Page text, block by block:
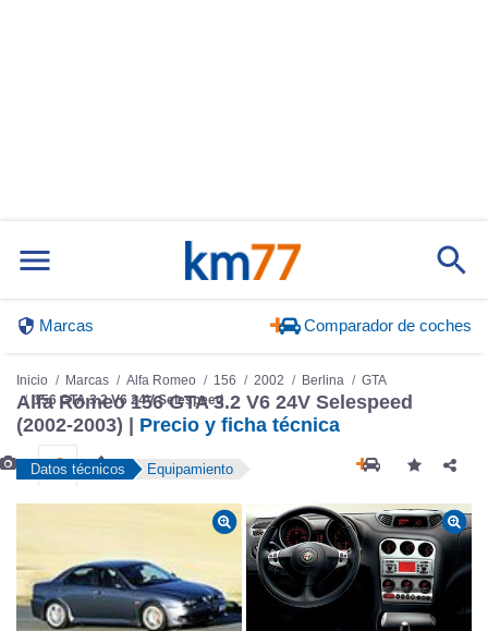
Marcas Comparador de coches
Inicio Marcas Alfa Romeo 156 2002 Berlina
GTA
156 GTA 3.2 V6 24V Selespeed
Alfa Romeo 156 GTA 3.2 V6 24V Selespeed
(2002-2003) | Precio y ficha técnica
Datos técnicos Equipamiento